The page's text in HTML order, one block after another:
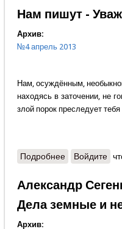
Нам пишут -
Архив:
№4 апрель 2013
Нам, осуждённым,
находясь в заточении, не
злой порок преследует тебя
Подробнеео Нам пишут
Войдите
Александр
Дела земные и
Архив: